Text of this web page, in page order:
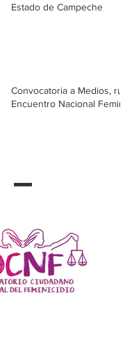
Estado de Campeche
Convocatoria a Medios,
Encuentro Nacional Feminista